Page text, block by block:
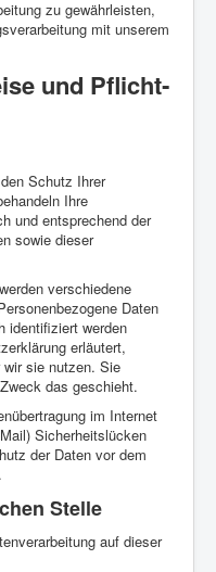
zu gewährleisten,
mit unserem
und Pflicht­
Schutz Ihrer
Ihre
und entsprechend der
sowie dieser
verschiedene
Daten
identifiziert werden
erläutert,
wir sie nutzen. Sie
das geschieht.
im Internet
Sicherheitslücken
der Daten vor dem
Stelle
auf dieser